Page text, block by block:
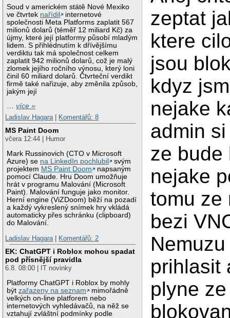
Soud v americkém státě Nové Mexiko
ve čtvrtek nařídil
internetové
společnosti Meta Platforms zaplatit 567
milionů dolarů (téměř 12 miliard Kč) za
újmy, které její platformy působí mladým
lidem. S přihlédnutím k dřívějšímu
verdiktu tak má společnost celkem
zaplatit 942 milionů dolarů, což je malý
zlomek jejího ročního výnosu, který loni
činil 60 miliard dolarů. Čtvrteční verdikt
firmě také nařizuje, aby změnila způsob,
jakým její
…více »
Ladislav Hagara
Komentářů: 8
MS Paint Doom
včera 12:44 | Humor
Mark Russinovich (CTO v Microsoft
Azure) se na LinkedIn pochlubil
svým
projektem MS Paint Doom
napsaným
pomocí Claude. Hru Doom umožňuje
hrát v programu Malování (Microsoft
Paint). Malování funguje jako monitor.
Herní engine (ViZDoom) běží na pozadí
a každý vykreslený snímek hry vkládá
automaticky přes schránku (clipboard)
do Malování.
Ladislav Hagara
Komentářů: 2
EK: ChatGPT i Roblox mohou spadat
pod přísnější pravidla
6.8. 08:00 | IT novinky
Platformy ChatGPT i Roblox by mohly
býtzařazeny na seznam
mimořádně
velkých on-line platforem nebo
internetových vyhledávačů, na něž se
vztahují zvláštní podmínky podle
zeptat
ktere
jsou
kdyz
nejake
admin
ze bude
nejake
tomu ze
bezi
prihlasit
plyne